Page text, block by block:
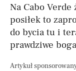
Na Cabo
posiłek to
do bycia tu i
prawdziwe
Artykuł